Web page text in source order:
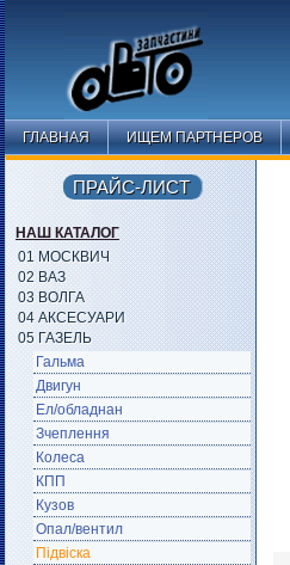
ГЛАВНАЯ ИЩЕМ ПАРТНЕРОВ
ПРАЙС-ЛИСТ
НАШ КАТАЛОГ
01 МОСКВИЧ
02 ВАЗ
03 ВОЛГА
04 АКСЕСУАРИ
05 ГАЗЕЛЬ
Гальма
Двигун
Ел/обладнан
Зчеплення
Колеса
КПП
Кузов
Опал/вентил
Підвіска